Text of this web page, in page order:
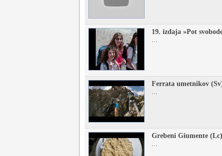
19. izdaja »Pot
...
Ferrata umetnikov
...
Grebeni Giumente
...